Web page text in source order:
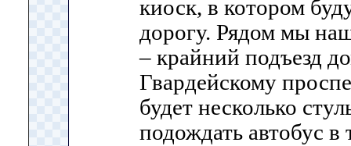
киоск, в котором
дорогу. Рядом мы
– крайний подъезд
Гвардейскому
будет несколько
подождать автобус в